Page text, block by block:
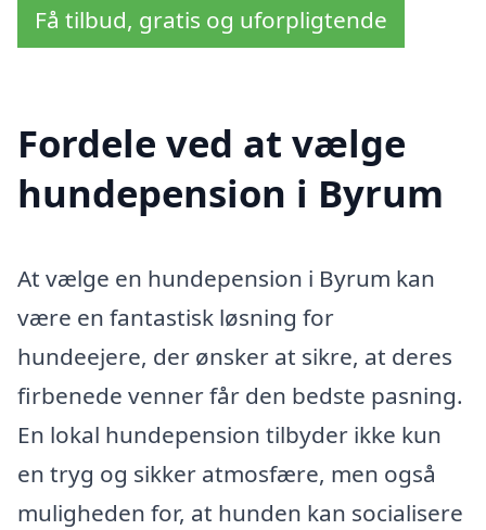
Få tilbud, gratis og uforpligtende
Fordele ved at vælge
hundepension i Byrum
At vælge en hundepension i Byrum kan
være en fantastisk løsning for
hundeejere, der ønsker at sikre, at deres
firbenede venner får den bedste pasning.
En lokal hundepension tilbyder ikke kun
en tryg og sikker atmosfære, men også
muligheden for, at hunden kan socialisere